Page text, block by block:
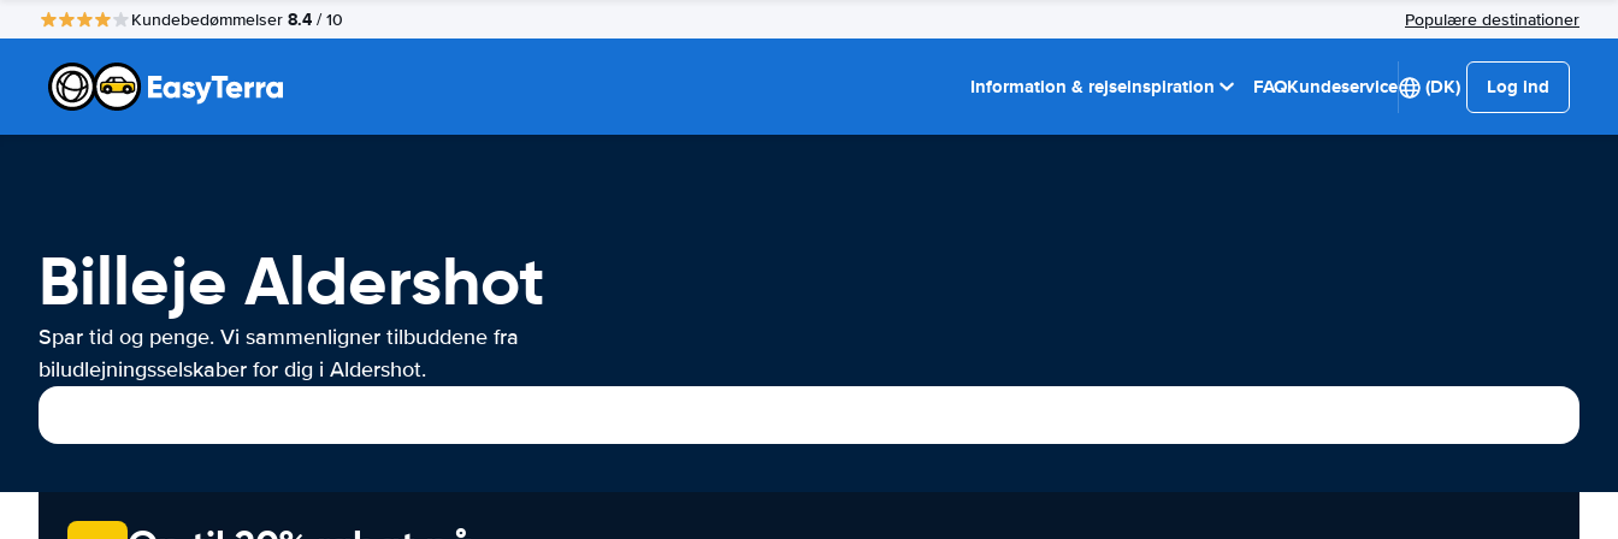
Kundebedømmelser 8.4 / 10 Populære destinationer
Information & rejseinspiration FAQKundeservice (DK) Log ind
Billeje Aldershot
Spar tid og penge. Vi sammenligner tilbuddene fra
biludlejningsselskaber for dig i Aldershot.